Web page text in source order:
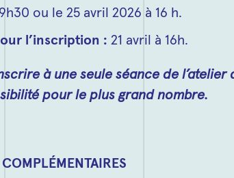
ou le 25 avril 2026 à 16 h.
l’inscription : 21 avril à 16h.
à une seule séance de l’atelier
pour le plus grand nombre.